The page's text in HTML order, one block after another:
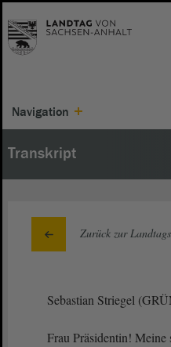
Navigation
Transkript
Zurück zur
Sebastian Striegel
Frau Präsidentin! Meine